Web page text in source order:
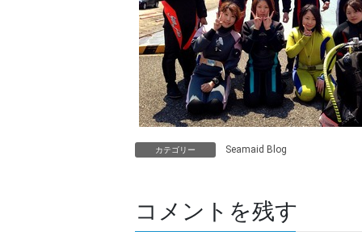
カテゴリー Seamaid Blog
コメントを残す